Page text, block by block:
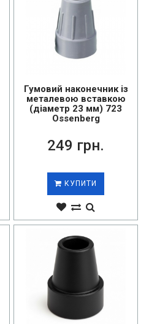
Гумовий наконечник із
металевою вставкою
(діаметр 23 мм) 723
Ossenberg
249 грн.
КУПИТИ